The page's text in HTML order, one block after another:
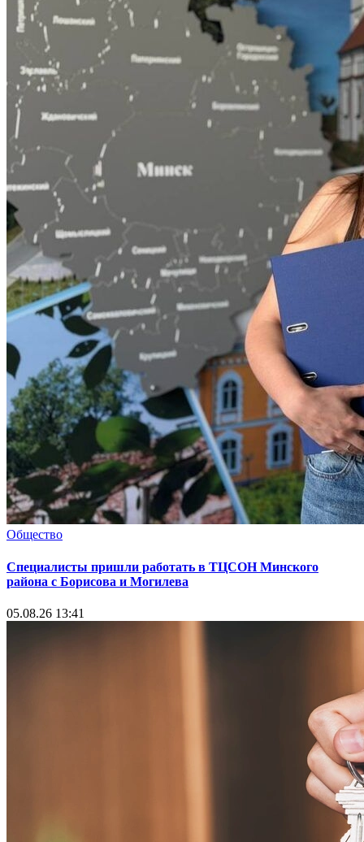
Общество
Специалисты пришли работать в ТЦСОН Минского
района с Борисова и Могилева
05.08.26 13:41